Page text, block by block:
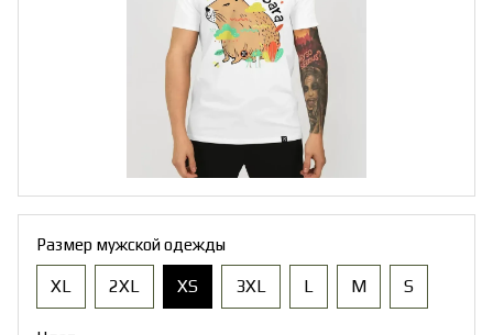
Размер мужской одежды
XL 2XL XS 3XL L M S